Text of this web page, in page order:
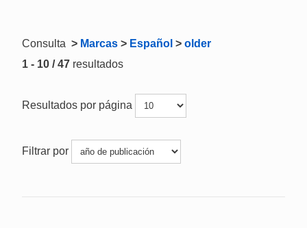
Consulta > Marcas > Español > older
1 - 10 / 47 resultados
Resultados por página
Filtrar por